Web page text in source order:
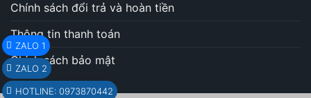
Chính sách đổi trả và hoàn tiền
Thông tin thanh toán
Chính sách bảo mật
ZALO 1
ZALO 2
HOTLINE: 0973870442